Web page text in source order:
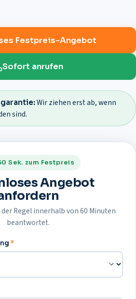
Festpreis-Angebot
Sofort anrufen
Wir ziehen erst ab, wenn
sind.
Sek. zum Festpreis
Angebot
Regel innerhalb von 60 Minuten
beantwortet.
*